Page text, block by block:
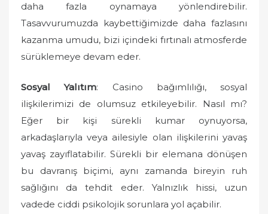
daha fazla oynamaya yönlendirebilir.
Tasavvurumuzda kaybettiğimizde daha fazlasını
kazanma umudu, bizi içindeki fırtınalı atmosferde
sürüklemeye devam eder.
Sosyal Yalıtım: Casino bağımlılığı, sosyal
ilişkilerimizi de olumsuz etkileyebilir. Nasıl mı?
Eğer bir kişi sürekli kumar oynuyorsa,
arkadaşlarıyla veya ailesiyle olan ilişkilerini yavaş
yavaş zayıflatabilir. Sürekli bir elemana dönüşen
bu davranış biçimi, aynı zamanda bireyin ruh
sağlığını da tehdit eder. Yalnızlık hissi, uzun
vadede ciddi psikolojik sorunlara yol açabilir.